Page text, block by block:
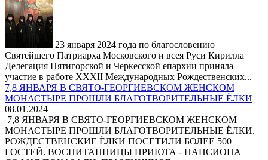
23 января 2024 года по благословению
Святейшего Патриарха Московского и всея Руси Кирилла
Делегация Пятигорской и Черкесской епархии приняла
участие в работе XXXII Международных Рождественских...
7,8 ЯНВАРЯ В СВЯТО-ГЕОРГИЕВСКОМ ЖЕНСКОМ
МОНАСТЫРЕ ПРОШЛИ БЛАГОТВОРИТЕЛЬНЫЕ ЁЛКИ
08.01.2024
7,8 ЯНВАРЯ В СВЯТО-ГЕОРГИЕВСКОМ ЖЕНСКОМ
МОНАСТЫРЕ ПРОШЛИ БЛАГОТВОРИТЕЛЬНЫЕ ЁЛКИ.
РОЖДЕСТВЕНСКИЕ ЁЛКИ ПОСЕТИЛИ БОЛЕЕ 500
ГОСТЕЙ. ВОСПИТАННИЦЫ ПРИЮТА - ПАНСИОНА